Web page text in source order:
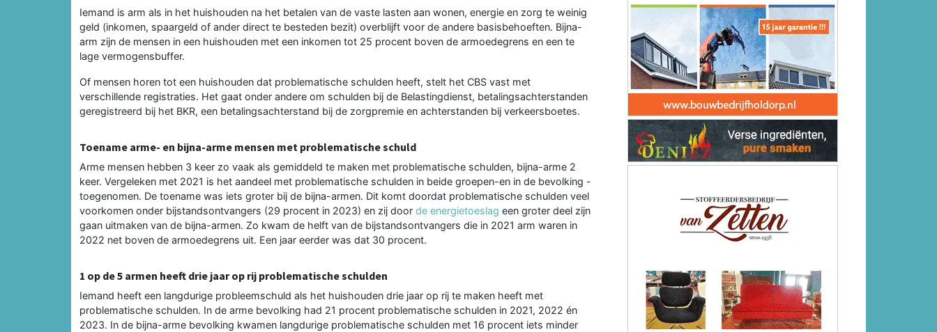
Iemand is arm als in het huishouden na het betalen van de vaste lasten aan wonen, energie en zorg te weinig
geld (inkomen, spaargeld of ander direct te besteden bezit) overblijft voor de andere basisbehoeften. Bijna-
arm zijn de mensen in een huishouden met een inkomen tot 25 procent boven de armoedegrens en een te
lage vermogensbuffer.
Of mensen horen tot een huishouden dat problematische schulden heeft, stelt het CBS vast met
verschillende registraties. Het gaat onder andere om schulden bij de Belastingdienst, betalingsachterstanden
geregistreerd bij het BKR, een betalingsachterstand bij de zorgpremie en achterstanden bij verkeersboetes.
Toename arme- en bijna-arme mensen met problematische schuld
Arme mensen hebben 3 keer zo vaak als gemiddeld te maken met problematische schulden, bijna-arme 2
keer. Vergeleken met 2021 is het aandeel met problematische schulden in beide groepen-en in de bevolking -
toegenomen. De toename was iets groter bij de bijna-armen. Dit komt doordat problematische schulden veel
voorkomen onder bijstandsontvangers (29 procent in 2023) en zij door de energietoeslag een groter deel zijn
gaan uitmaken van de bijna-armen. Zo kwam de helft van de bijstandsontvangers die in 2021 arm waren in
2022 net boven de armoedegrens uit. Een jaar eerder was dat 30 procent.
1 op de 5 armen heeft drie jaar op rij problematische schulden
Iemand heeft een langdurige probleemschuld als het huishouden drie jaar op rij te maken heeft met
problematische schulden. In de arme bevolking had 21 procent problematische schulden in 2021, 2022 én
2023. In de bijna-arme bevolking kwamen langdurige problematische schulden met 16 procent iets minder